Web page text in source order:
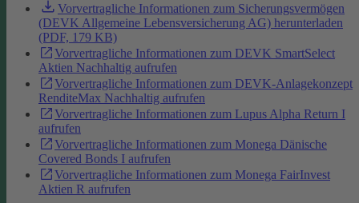
Vorvertragliche Informationen zum Sicherungsvermögen
(DEVK Allgemeine Lebensversicherung AG) herunterladen
(PDF, 179 KB)
Vorvertragliche Informationen zum DEVK SmartSelect
Aktien Nachhaltig aufrufen
Vorvertragliche Informationen zum DEVK-Anlagekonzept
RenditeMax Nachhaltig aufrufen
Vorvertragliche Informationen zum Lupus Alpha Return I
aufrufen
Vorvertragliche Informationen zum Monega Dänische
Covered Bonds I aufrufen
Vorvertragliche Informationen zum Monega FairInvest
Aktien R aufrufen